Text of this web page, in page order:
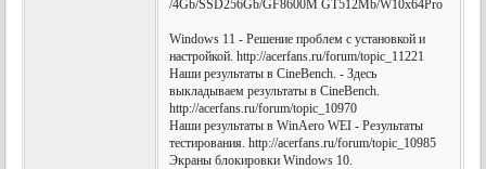
/4Gb/SSD256Gb/GF8600M GT512Mb/W10x64Pro
Windows 11 - Решение проблем с установкой и
настройкой. http://acerfans.ru/forum/topic_11221
Наши результаты в CineBench. - Здесь
выкладываем результаты в CineBench.
http://acerfans.ru/forum/topic_10970
Наши результаты в WinAero WEI - Результаты
тестирования. http://acerfans.ru/forum/topic_10985
Экраны блокировки Windows 10.